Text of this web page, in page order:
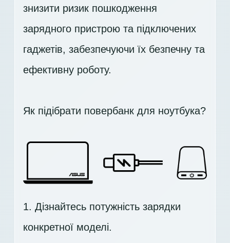
знизити ризик пошкодження
зарядного пристрою та підключених
гаджетів, забезпечуючи їх безпечну та
ефективну роботу.
Як підібрати повербанк для ноутбука?
1. Дізнайтесь потужність зарядки
конкретної моделі.